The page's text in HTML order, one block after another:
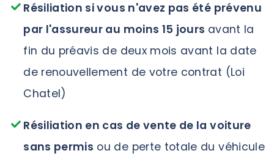
Résiliation si vous n'avez pas été prévenu
par l'assureur au moins 15 jours avant la
fin du préavis de deux mois avant la date
de renouvellement de votre contrat (Loi
Chatel)
Résiliation en cas de vente de la voiture
sans permis ou de perte totale du véhicule